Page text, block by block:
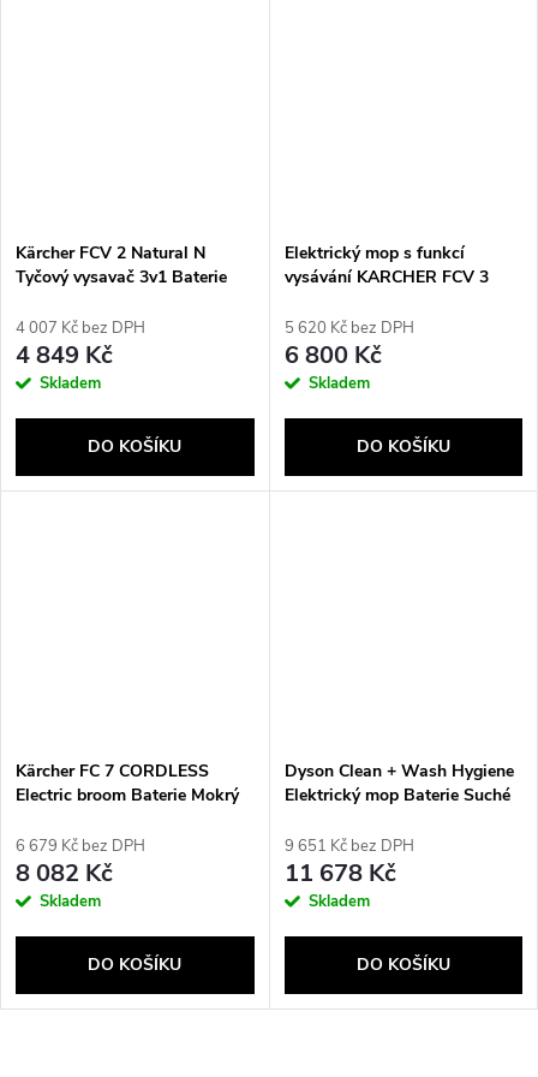
Kärcher FCV 2 Natural N
Tyčový vysavač 3v1 Baterie
160 W Bílá
4 007 Kč bez DPH
4 849 Kč
Skladem
DO KOŠÍKU
Elektrický mop s funkcí
vysávání KARCHER FCV 3
5 620 Kč bez DPH
6 800 Kč
Skladem
DO KOŠÍKU
Kärcher FC 7 CORDLESS
Electric broom Baterie Mokrý
2,85 Ah
6 679 Kč bez DPH
8 082 Kč
Skladem
DO KOŠÍKU
Dyson Clean + Wash Hygiene
Elektrický mop Baterie Suché
Měděná
9 651 Kč bez DPH
11 678 Kč
Skladem
DO KOŠÍKU